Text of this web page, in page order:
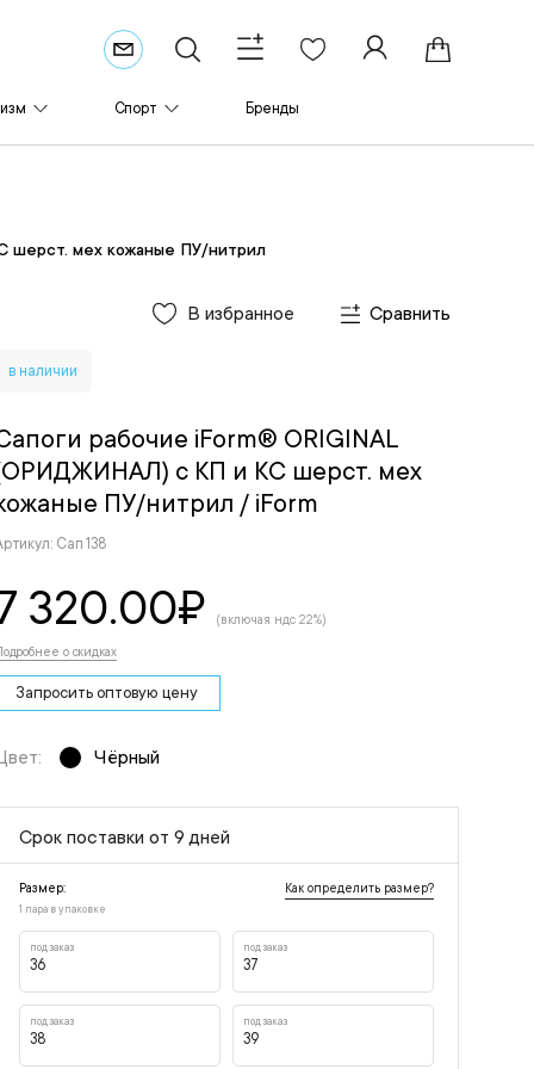
Спорт Бренды
мех кожаные ПУ/нитрил
В избранное Сравнить
в наличии
рабочие iForm® ORIGINAL
с КП и КС шерст. мех
ПУ/нитрил / iForm
Сап 138
320.00₽ (включая ндс 22%)
о скидках
Запросить оптовую цену
Чёрный
Срок поставки от 9 дней
Размер: Как определить размер?
1 пара в упаковке
под заказ
36
под заказ
37
под заказ
38
под заказ
39